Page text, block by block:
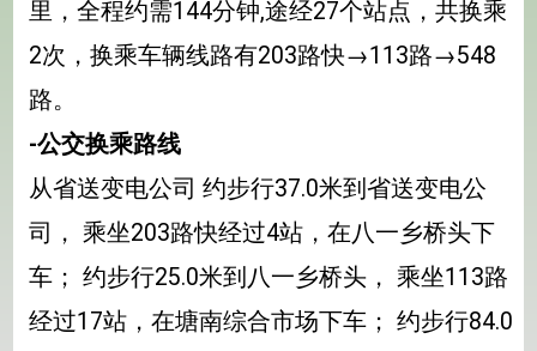
里，全程约需144分钟,途经27个站点，共换乘
2次，换乘车辆线路有203路快→113路→548
路。
-公交换乘路线
从省送变电公司 约步行37.0米到省送变电公
司， 乘坐203路快经过4站，在八一乡桥头下
车； 约步行25.0米到八一乡桥头， 乘坐113路
经过17站，在塘南综合市场下车； 约步行84.0